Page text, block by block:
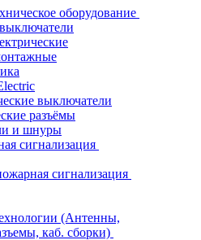
оборудование
выключатели
разъёмы
и шнуры
сигнализация
сигнализация
(Антенны,
каб. сборки)